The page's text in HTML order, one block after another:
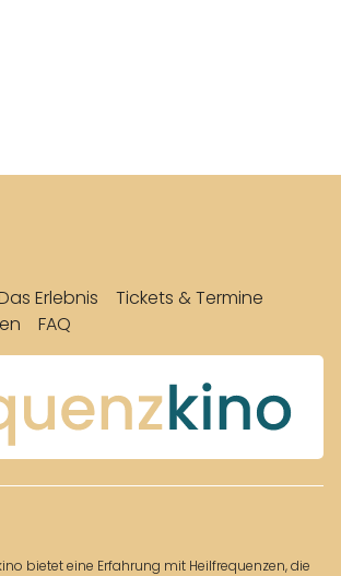
Erlebnis
Tickets & Termine
FAQ
bietet eine Erfahrung mit Heilfrequenzen, die